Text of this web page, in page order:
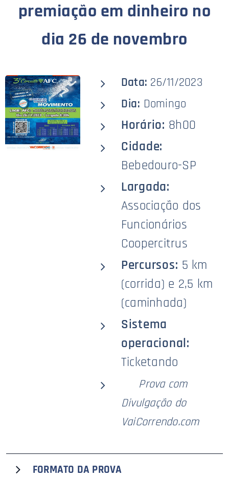
premiação em dinheiro no
dia 26 de novembro
Data: 26/11/2023
Dia: Domingo
Horário: 8h00
Cidade:
Bebedouro-SP
Largada:
Associação dos
Funcionários
Coopercitrus
Percursos: 5 km
(corrida) e 2,5 km
(caminhada)
Sistema
operacional:
Ticketando
Prova com
Divulgação do
VaiCorrendo.com
FORMATO DA PROVA